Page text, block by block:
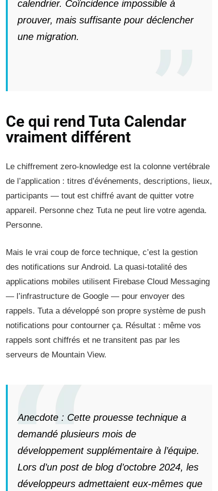
calendrier. Coïncidence impossible à
prouver, mais suffisante pour déclencher
une migration.
Ce qui rend Tuta Calendar
vraiment différent
Le chiffrement zero-knowledge est la colonne vertébrale
de l’application : titres d’événements, descriptions, lieux,
participants — tout est chiffré avant de quitter votre
appareil. Personne chez Tuta ne peut lire votre agenda.
Personne.
Mais le vrai coup de force technique, c’est la gestion
des notifications sur Android. La quasi-totalité des
applications mobiles utilisent Firebase Cloud Messaging
— l’infrastructure de Google — pour envoyer des
rappels. Tuta a développé son propre système de push
notifications pour contourner ça. Résultat : même vos
rappels sont chiffrés et ne transitent pas par les
serveurs de Mountain View.
Anecdote : Cette prouesse technique a
demandé plusieurs mois de
développement supplémentaire à l’équipe.
Lors d’un post de blog d’octobre 2024, les
développeurs admettaient eux-mêmes que